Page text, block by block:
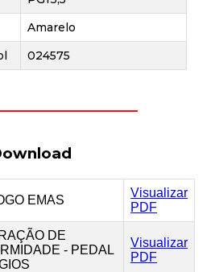
Amarelo
024575
EMAS
Visualizar
PDF
DE
- PEDAL
Visualizar
PDF